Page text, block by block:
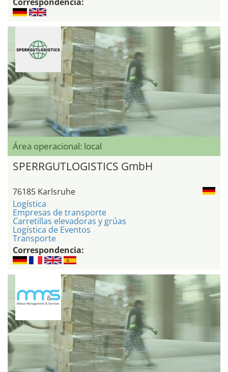
Área operacional: local
SPERRGUTLOGISTICS GmbH
76185 Karlsruhe
Logística
Empresas de transporte
Carretillas elevadoras y grúas
Logística de Eventos
Transporte
Correspondencia: